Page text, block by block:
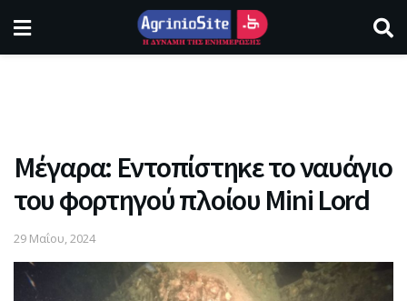
Μέγαρα: Εντοπίστηκε το ναυάγιο
του φορτηγού πλοίου Mini Lord
29 Μαΐου, 2024